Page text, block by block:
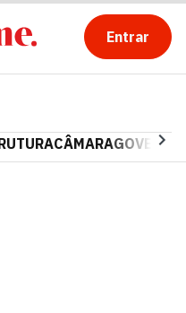
Entrar
CÂMARAGOVERNO